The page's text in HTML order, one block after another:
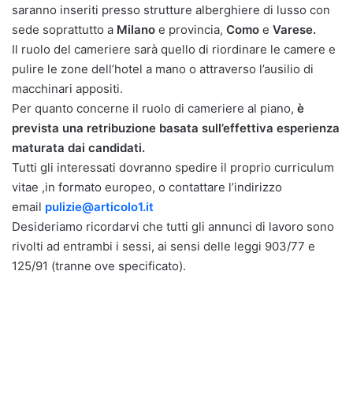
saranno inseriti presso strutture alberghiere di lusso con
sede soprattutto a Milano e provincia, Como e Varese.
Il ruolo del cameriere sarà quello di riordinare le camere e
pulire le zone dell’hotel a mano o attraverso l’ausilio di
macchinari appositi.
Per quanto concerne il ruolo di cameriere al piano, è
prevista una retribuzione basata sull’effettiva esperienza
maturata dai candidati.
Tutti gli interessati dovranno spedire il proprio curriculum
vitae ,in formato europeo, o contattare l’indirizzo
email pulizie@articolo1.it
Desideriamo ricordarvi che tutti gli annunci di lavoro sono
rivolti ad entrambi i sessi, ai sensi delle leggi 903/77 e
125/91 (tranne ove specificato).